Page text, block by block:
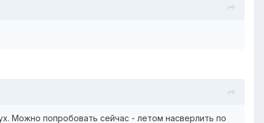
Можно попробовать сейчас - летом насверлить по